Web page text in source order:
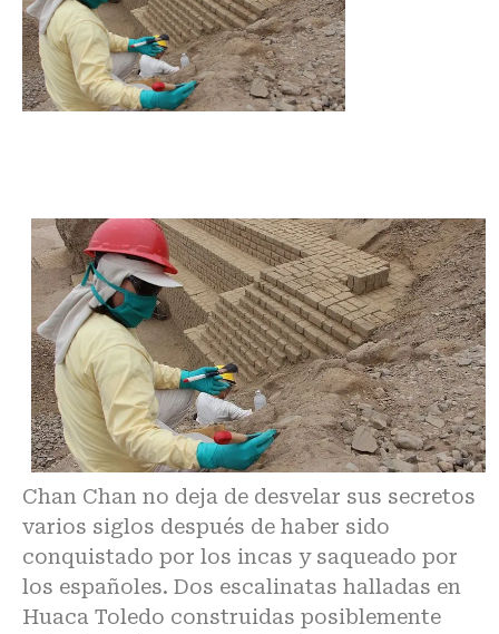
Chan Chan no deja de desvelar sus secretos
varios siglos después de haber sido
conquistado por los incas y saqueado por
los españoles. Dos escalinatas halladas en
Huaca Toledo construidas posiblemente